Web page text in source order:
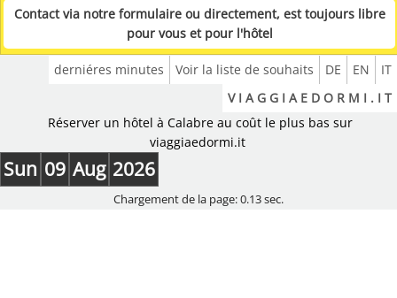
Contact via notre formulaire ou directement, est toujours libre
pour vous et pour l'hôtel
IT
EN
DE
Voir la liste de souhaits
derniéres minutes
V I A G G I A E D O R M I . I T
Réserver un hôtel à Calabre au coût le plus bas sur
viaggiaedormi.it
Sun 09 Aug 2026
Chargement de la page: 0.13 sec.